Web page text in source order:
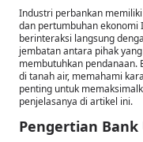
Industri perbankan
dan pertumbuhan ekonomi
berinteraksi langsung
jembatan antara pihak
membutuhkan pendanaan.
di tanah air, memahami
penting untuk
penjelasanya di artikel ini.
Pengertian Bank